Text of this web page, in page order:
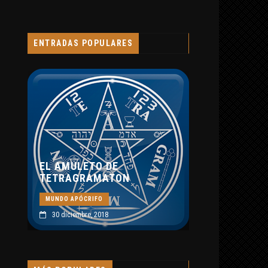
ENTRADAS POPULARES
INTERPRETACIÓN DE
ABRAXAS SEGÚN
BLAVATSKY Y JUNG
MUNDO APÓCRIFO
8 septiembre, 2019